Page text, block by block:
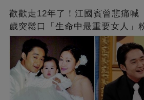
歡歡走12年了！江國賓曾悲痛喊
歲突鬆口「生命中最重要女人」